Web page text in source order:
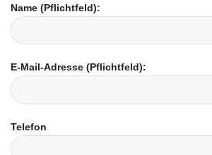
Name (Pflichtfeld):
E-Mail-Adresse (Pflichtfeld):
Telefon